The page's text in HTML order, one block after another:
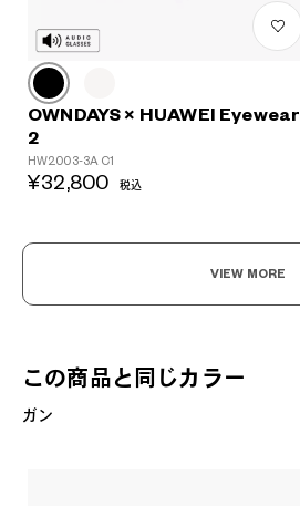
OWNDAYS × HUAWEI Eyewear
2
HW2003-3A C1
¥32,800 税込
VIEW MORE
この商品と同じカラー
ガン